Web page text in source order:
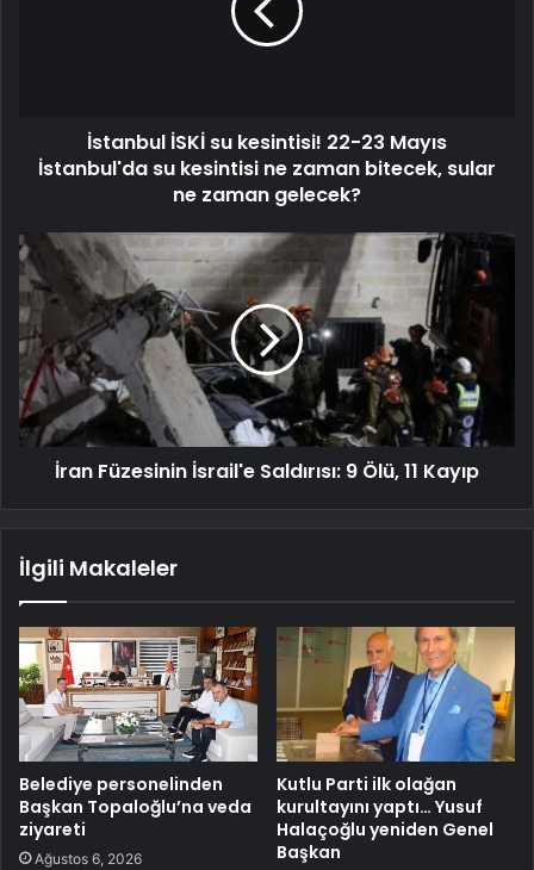
İstanbul İSKİ su kesintisi! 22-23 Mayıs
İstanbul'da su kesintisi ne zaman bitecek, sular
ne zaman gelecek?
İran Füzesinin İsrail'e Saldırısı: 9 Ölü, 11 Kayıp
İlgili Makaleler
Belediye personelinden
Başkan Topaloğlu’na veda
ziyareti
Ağustos 6, 2026
Kutlu Parti ilk olağan
kurultayını yaptı… Yusuf
Halaçoğlu yeniden Genel
Başkan